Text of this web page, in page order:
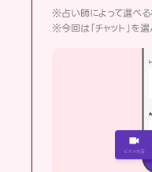
※占い師によって選べ
※今回は「チャット」を